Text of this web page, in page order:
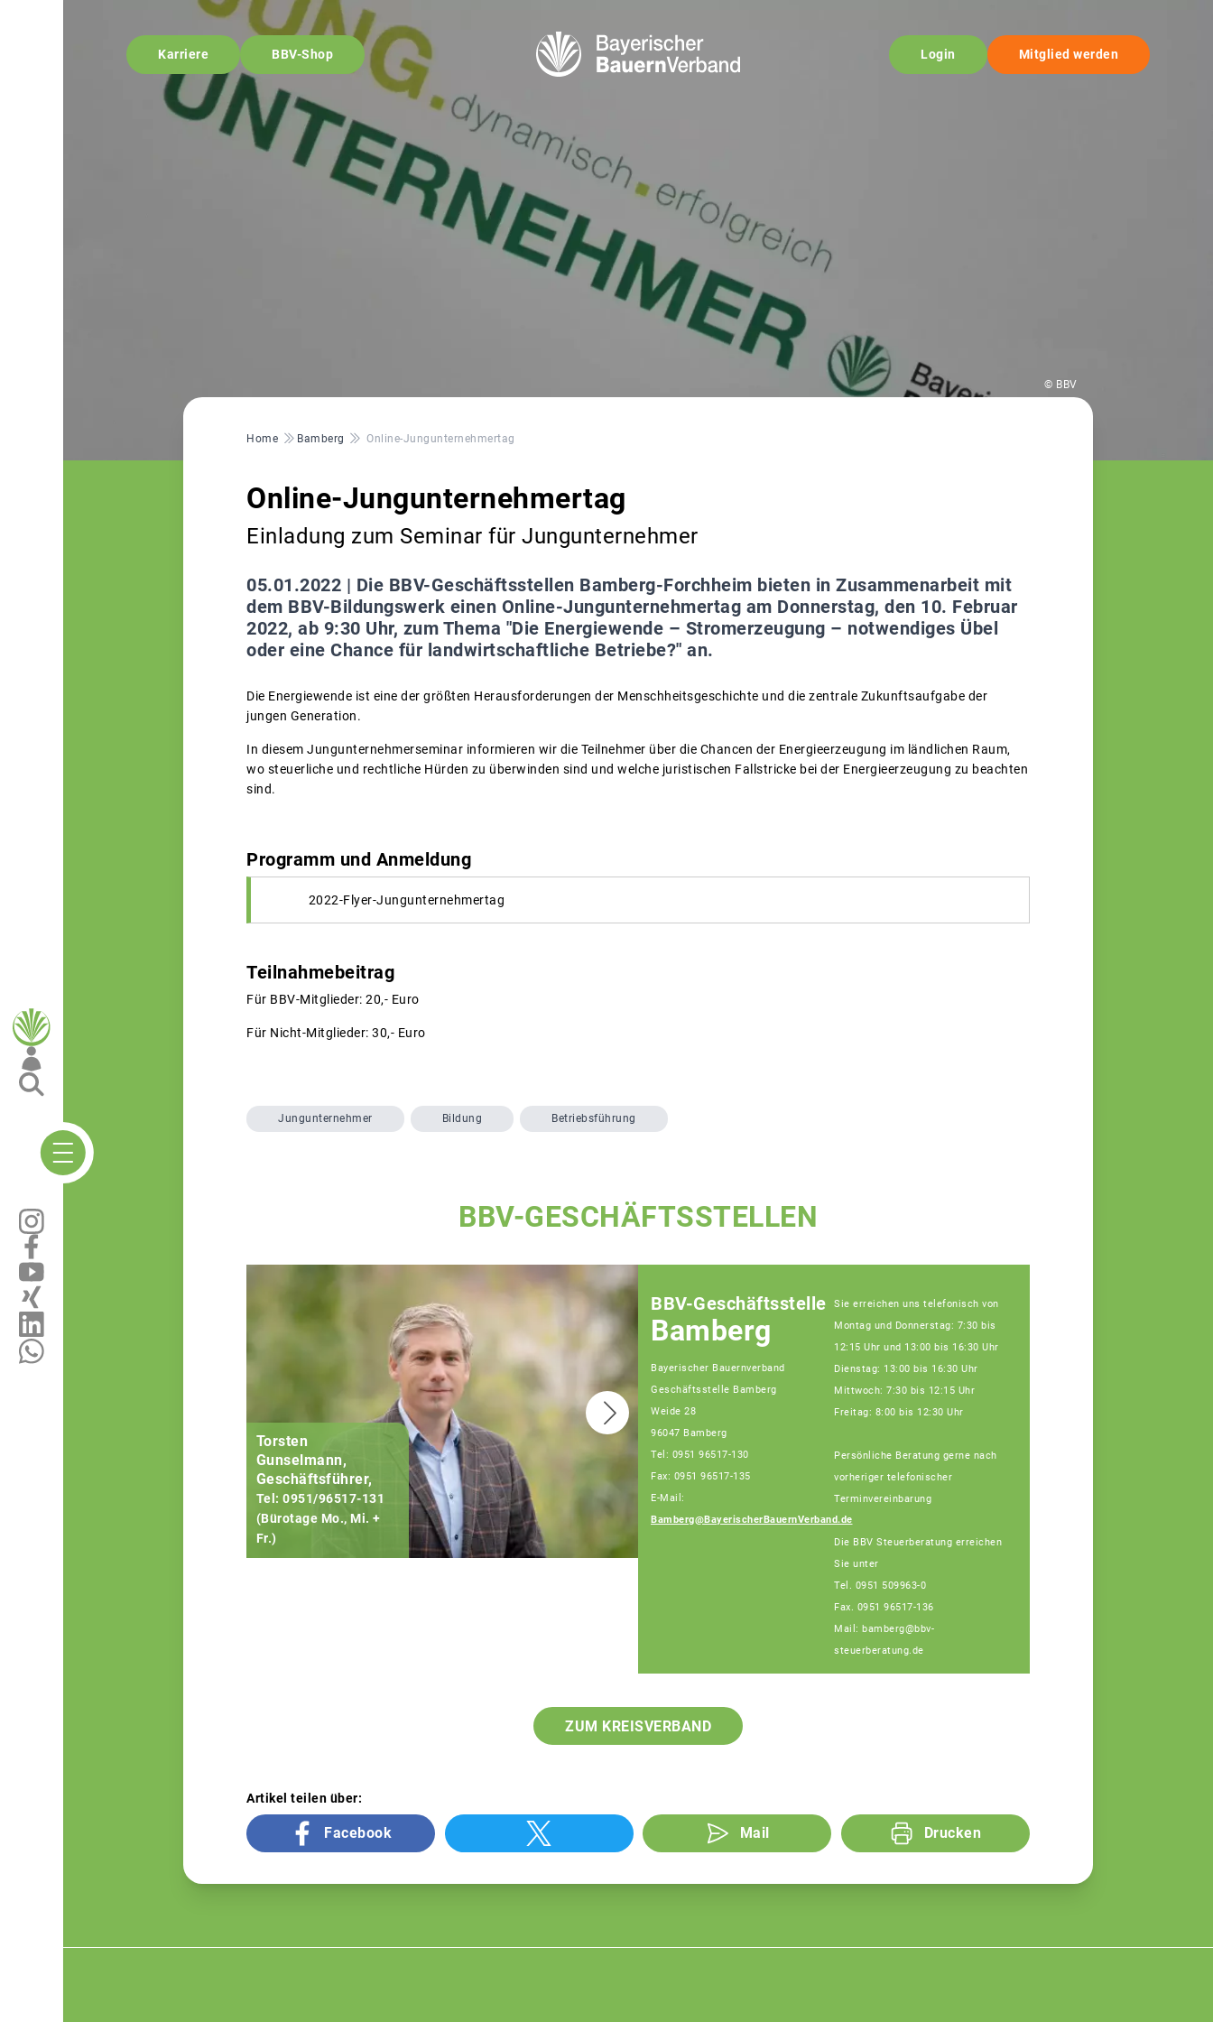
Karriere BBV-Shop Login Mitglied werden
© BBV
Pfadnavigation
Home Bamberg Online-Jungunternehmertag
Online-Jungunternehmertag
Einladung zum Seminar für Jungunternehmer
05.01.2022 | Die BBV-Geschäftsstellen Bamberg-Forchheim bieten in Zusammenarbeit mit
dem BBV-Bildungswerk einen Online-Jungunternehmertag am Donnerstag, den 10. Februar
2022, ab 9:30 Uhr, zum Thema "Die Energiewende – Stromerzeugung – notwendiges Übel
oder eine Chance für landwirtschaftliche Betriebe?" an.
Die Energiewende ist eine der größten Herausforderungen der Menschheitsgeschichte und die zentrale Zukunftsaufgabe der
jungen Generation.
In diesem Jungunternehmerseminar informieren wir die Teilnehmer über die Chancen der Energieerzeugung im ländlichen Raum,
wo steuerliche und rechtliche Hürden zu überwinden sind und welche juristischen Fallstricke bei der Energieerzeugung zu beachten
sind.
Programm und Anmeldung
2022-Flyer-Jungunternehmertag
Teilnahmebeitrag
Für BBV-Mitglieder: 20,- Euro
Für Nicht-Mitglieder: 30,- Euro
Jungunternehmer Bildung Betriebsführung
BBV-GESCHÄFTSSTELLEN
Torsten
Gunselmann,
Geschäftsführer,
Tel: 0951/96517-131
(Bürotage Mo., Mi. +
Fr.)
Sebastian Hümmer,
Fachberater,
Tel: 0951/96517-128
BBV-Geschäftsstelle
Bamberg
Bayerischer Bauernverband
Geschäftsstelle Bamberg
Weide 28
96047 Bamberg
Tel: 0951 96517-130
Fax: 0951 96517-135
E-Mail:
Bamberg@BayerischerBauernVerband.de
Sie erreichen uns telefonisch von
Montag und Donnerstag: 7:30 bis
12:15 Uhr und 13:00 bis 16:30 Uhr
Dienstag: 13:00 bis 16:30 Uhr
Mittwoch: 7:30 bis 12:15 Uhr
Freitag: 8:00 bis 12:30 Uhr
Persönliche Beratung gerne nach
vorheriger telefonischer
Terminvereinbarung
Die BBV Steuerberatung erreichen
Sie unter
Tel. 0951 509963-0
Fax. 0951 96517-136
Mail: bamberg@bbv-
steuerberatung.de
ZUM KREISVERBAND
Artikel teilen über:
Facebook Mail Drucken